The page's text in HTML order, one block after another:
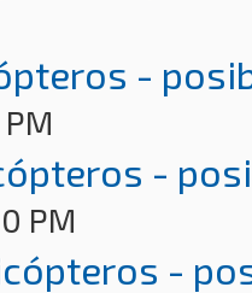
-
-
PM
-